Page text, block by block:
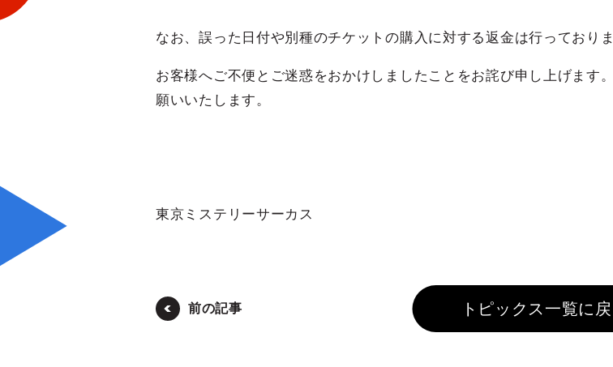
なお、誤った日付や別種のチケットの購入に対する返金は行っており
お客様へご不便とご迷惑をおかけしましたことをお詫び申し上げます
願いいたします。
東京ミステリーサーカス
前の記事 トピックス一覧に